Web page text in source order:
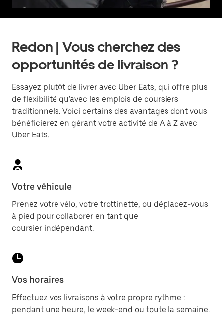
Redon | Vous cherchez des
opportunités de livraison ?
Essayez plutôt de livrer avec Uber Eats, qui offre plus
de flexibilité qu'avec les emplois de coursiers
traditionnels. Voici certains des avantages dont vous
bénéficierez en gérant votre activité de A à Z avec
Uber Eats.
Votre véhicule
Prenez votre vélo, votre trottinette, ou déplacez-vous
à pied pour collaborer en tant que
coursier indépendant.
Vos horaires
Effectuez vos livraisons à votre propre rythme :
pendant une heure, le week-end ou toute la semaine.